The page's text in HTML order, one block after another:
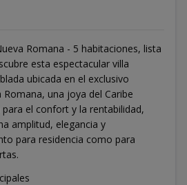
Romana - 5 habitaciones, lista
esta espectacular villa
ubicada en el exclusivo
una joya del Caribe
el confort y la rentabilidad,
amplitud, elegancia y
para residencia como para